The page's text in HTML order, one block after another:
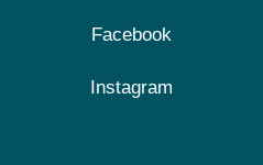
Facebook
Instagram